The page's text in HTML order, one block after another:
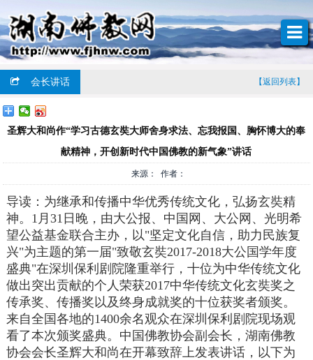
会长讲话 【返回列表】
圣辉大和尚作“学习古德玄奘大师舍身求法、忘我报国、胸怀博大的奉
献精神，开创新时代中国佛教的新气象”讲话
来源： 作者：
导读：为继承和传播中华优秀传统文化，弘扬玄奘精
神。1月31日晚，由大公报、中国网、大公网、光明希
望公益基金联合主办，以"坚定文化自信，助力民族复
兴"为主题的第一届"致敬玄奘2017-2018大公国学年度
盛典"在深圳保利剧院隆重举行，十位为中华传统文化
做出突出贡献的个人荣获2017中华传统文化玄奘奖之
传承奖、传播奖以及终身成就奖的十位获奖者颁奖。
来自全国各地的1400余名观众在深圳保利剧院现场观
看了本次颁奖盛典。中国佛教协会副会长，湖南佛教
协会会长圣辉大和尚在开幕致辞上发表讲话，以下为